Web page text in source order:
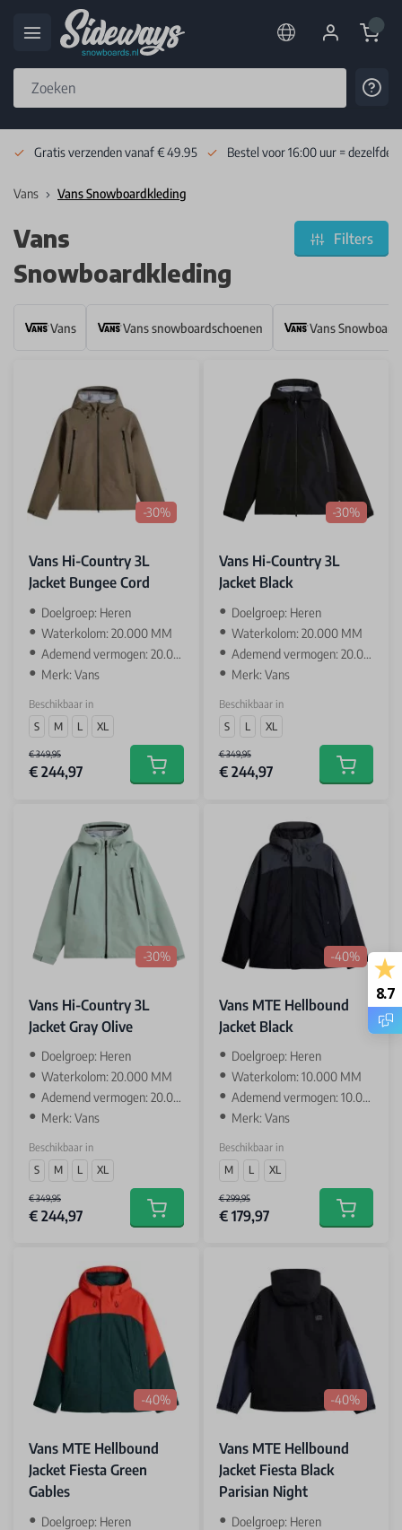
Cart
Gratis verzenden vanaf € 49.95 Bestel voor 16:00 uur = dezelfde
Vans Vans Snowboardkleding
Vans
Snowboardkleding
Filters
Vans Vans snowboardschoenen Vans
-30%
Vans Hi-Country 3L
Jacket Bungee Cord
Doelgroep: Heren
Waterkolom: 20.000 MM
Ademend vermogen: 20.000 GR
Merk: Vans
Beschikbaar in
S
M L XL
€ 349,95
€ 244,97 Add to cart
-30%
Vans Hi-Country 3L
Jacket Black
Doelgroep: Heren
Waterkolom: 20.000 MM
Ademend vermogen: 20.000 GR
Merk: Vans
Beschikbaar in
S
L XL
€ 349,95
€ 244,97 Add to
-30%
Vans Hi-Country 3L
Jacket Gray Olive
Doelgroep: Heren
Waterkolom: 20.000 MM
Ademend vermogen: 20.000 GR
Merk: Vans
Beschikbaar in
S
M L XL
€ 349,95
€ 244,97 Add to cart
-40%
Vans MTE Hellbound
Jacket Black
Doelgroep: Heren
Waterkolom: 10.000 MM
Ademend vermogen: 10.000 GR
Merk: Vans
Beschikbaar in
M
L XL
€ 299,95
€ 179,97 Add to
-40%
Vans MTE Hellbound
Jacket Fiesta Green
Gables
Doelgroep: Heren
-40%
Vans MTE Hellbound
Jacket Fiesta Black
Parisian Night
Doelgroep: Heren
8.7